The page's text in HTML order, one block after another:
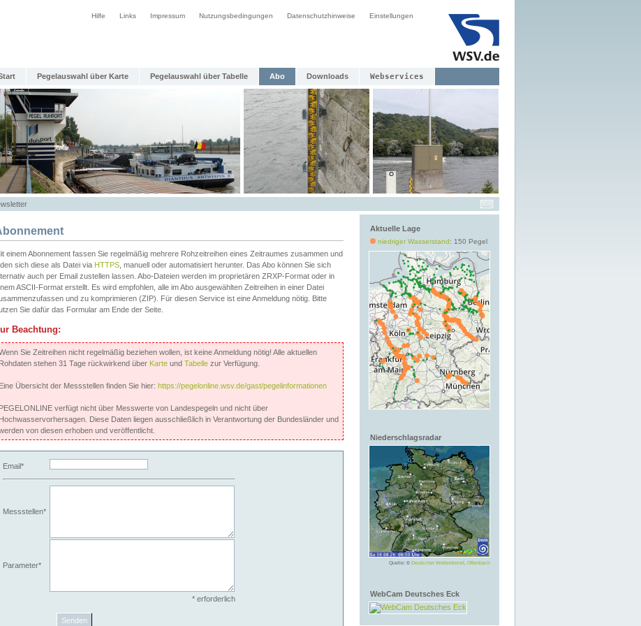
Hilfe Links Impressum Nutzungsbedingungen Datenschutzhinweise Einstellungen
Pegelauswahl über Karte Pegelauswahl über Tabelle Abo Downloads Webservices
Aktuelle Lage
niedriger Wasserstand: 150 Pegel
Niederschlagsradar
Quelle: © Deutscher Wetterdienst, Offenbach
WebCam Deutsches Eck
einem Abonnement fassen Sie regelmäßig mehrere Rohzeitreihen eines Zeitraumes zusammen und
sich diese als Datei via HTTPS , manuell oder automatisiert herunter. Das Abo können Sie sich
auch per Email zustellen lassen. Abo-Dateien werden im proprietären ZRXP-Format oder in
ASCII-Format erstellt. Es wird empfohlen, alle im Abo ausgewählten Zeitreihen in einer Datei
und zu komprimieren (ZIP). Für diesen Service ist eine Anmeldung nötig. Bitte
Sie dafür das Formular am Ende der Seite.
Beachtung:
Sie Zeitreihen nicht regelmäßig beziehen wollen, ist keine Anmeldung nötig! Alle aktuellen
Rohdaten stehen 31 Tage rückwirkend über Karte und Tabelle zur Verfügung.
Eine Übersicht der Messstellen finden Sie hier: https://pegelonline.wsv.de/gast/pegelinformationen
PEGELONLINE verfügt nicht über Messwerte von Landespegeln und nicht über
Hochwasservorhersagen. Diese Daten liegen ausschließlich in Verantwortung der Bundesländer und
von diesen erhoben und veröffentlicht.
Email*
Messstellen*
Parameter*
* erforderlich